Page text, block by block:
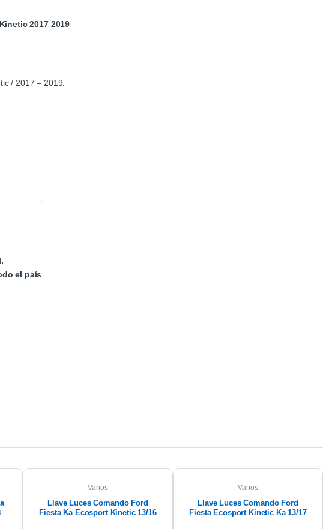
2017 2019
/ 2017 – 2019.
el país
Varios
Llave Luces Comando Ford
Fiesta Ka Ecosport Kinetic 13/16
Varios
Llave Luces Comando Ford
Fiesta Ecosport Kinetic Ka 13/17